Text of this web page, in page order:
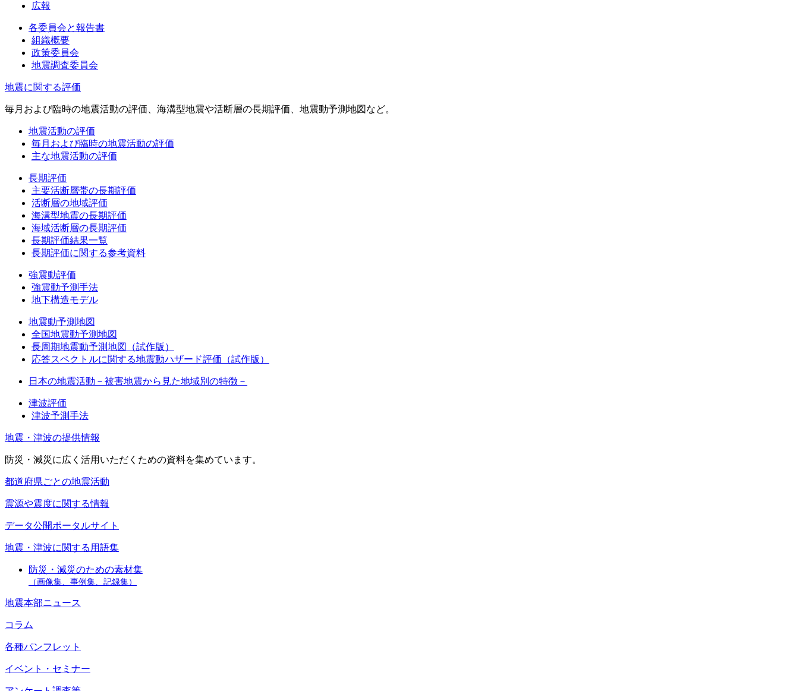
広報
各委員会と報告書
組織概要
政策委員会
地震調査委員会
地震に関する評価
毎月および臨時の地震活動の評価、海溝型地震や活断層の長期評価、地震動予測地図など。
地震活動の評価
毎月および臨時の地震活動の評価
主な地震活動の評価
長期評価
主要活断層帯の長期評価
活断層の地域評価
海溝型地震の長期評価
海域活断層の長期評価
長期評価結果一覧
長期評価に関する参考資料
強震動評価
強震動予測手法
地下構造モデル
地震動予測地図
全国地震動予測地図
長周期地震動予測地図（試作版）
応答スペクトルに関する地震動ハザード評価（試作版）
日本の地震活動－被害地震から見た地域別の特徴－
津波評価
津波予測手法
地震・津波の提供情報
防災・減災に広く活用いただくための資料を集めています。
都道府県ごとの地震活動
震源や震度に関する情報
データ公開ポータルサイト
地震・津波に関する用語集
防災・減災のための素材集
（画像集、事例集、記録集）
地震本部ニュース
コラム
各種パンフレット
イベント・セミナー